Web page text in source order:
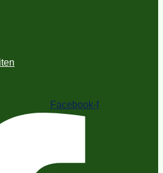
Facebook-f